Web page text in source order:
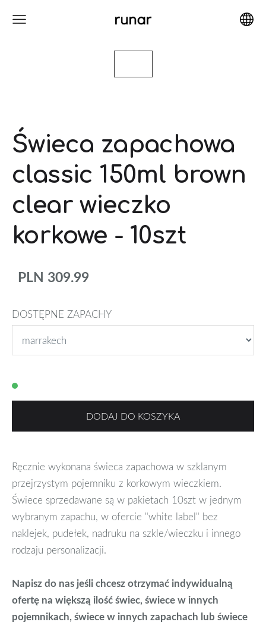
Świeca zapachowa
classic 150ml brown
clear wieczko
korkowe - 10szt
PLN 309.99
DOSTĘPNE ZAPACHY
DODAJ DO KOSZYKA
Ręcznie wykonana świeca zapachowa w szklanym
przejrzystym pojemniku z korkowym wieczkiem.
Świece sprzedawane są w pakietach 10szt w jednym
wybranym zapachu, w ofercie "white label" bez
naklejek, pudełek, nadruku na szkle/wieczku i innego
rodzaju personalizacji.
Napisz do nas jeśli chcesz otrzymać indywidualną
ofertę na większą ilość świec, świece w innych
pojemnikach, świece w innych zapachach lub świece